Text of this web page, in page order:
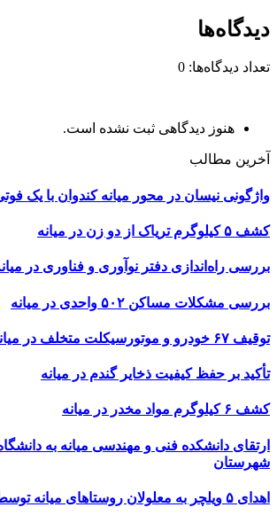
دیدگاه‌ها
تعداد دیدگاه‌ها: 0
هنوز دیدگاهی ثبت نشده است.
آخرین مطالب
واژگونی نیسان در محور میانه کندوان با یک
کشف ۵ کیلوگرم تریاک از دو زن در میانه
بررسی راه‌اندازی دفتر نوآوری و فناوری در
بررسی مشکلات مساکن ۵۰۲ واحدی در میانه
توقیف ۶۷ خودرو و موتورسیکلت متخلف در میانه
تأکید بر حفظ کیفیت ذخایر گندم در میانه
کشف ۶ کیلوگرم مواد مخدر در میانه
ارتقای دانشکده فنی و مهندسی میانه به
شهرستان
اهدای ۵ ویلچر به معلولان روستاهای میانه توسط بانوی نیکوکار